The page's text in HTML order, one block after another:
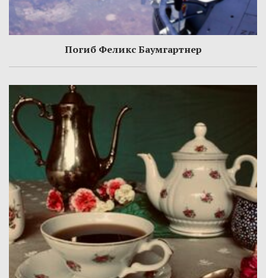
Погиб Феликс Баумгартнер